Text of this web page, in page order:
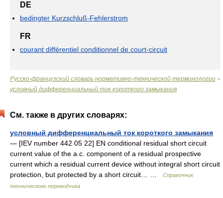
DE
bedingter Kurzschluß-Fehlerstrom
FR
courant différentiel conditionnel de court-circuit
Русско-французский словарь нормативно-технической терминологии >
условный дифференциальный ток короткого замыкания
См. также в других словарях:
условный дифференциальный ток короткого замыкания
— [IEV number 442 05 22] EN conditional residual short circuit
current value of the a.c. component of a residual prospective
current which a residual current device without integral short circuit
protection, but protected by a short circuit… …
Справочник
технического переводчика